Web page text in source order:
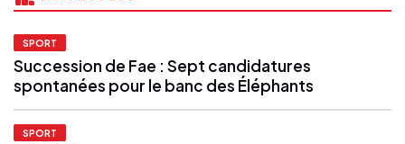
SPORT
Succession de Fae : Sept candidatures
spontanées pour le banc des Éléphants
SPORT